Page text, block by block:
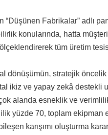
Fabrikalar” adlı
konularında, hatta müşteri
tüm üretim
dönüşümün, stratejik öncelik
ikiz ve yapay zekâ destekli
alanda esneklik ve
yüzde 70, toplam ekipman
karışımı oluşturma